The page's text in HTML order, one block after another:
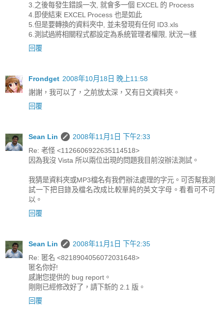
3.之後每發生錯誤一次, 就會多一個 EXCEL 的 Process
4.即使結束 EXCEL Process 也是如此
5.但是要轉換的資料夾中, 並未發現有任何 ID3.xls
6.測試過將相關程式都設定為系統管理者權限, 狀況一樣
回覆
Frondget 2008年10月18日 晚上11:58
謝謝，我可以了，之前放太深，又有日文資料夾。
回覆
Sean Lin
2008年11月1日 下午2:33
Re: 老怪 <1126606922635114518>
因為我沒 Vista 所以兩位出現的問題我目前沒辦法測試。
我猜是資料夾或MP3檔名有我們辦法處理的字元。可否幫我測
試一下把目錄及檔名改成比較單純的英文字母。看看可不可
以。
回覆
Sean Lin
2008年11月1日 下午2:35
Re: 匿名 <8218904056072031648>
匿名你好!
感謝您提供的 bug report。
剛剛已經修改好了，請下新的 2.1 版。
回覆